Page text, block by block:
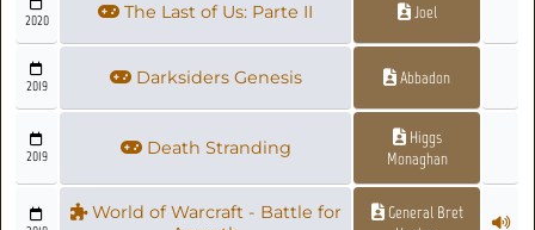
2020 The Last of Us: Parte II Joel
2019 Darksiders Genesis Abbadon
2019 Death Stranding
Higgs
Monaghan
World of Warcraft - Battle for
General Bret